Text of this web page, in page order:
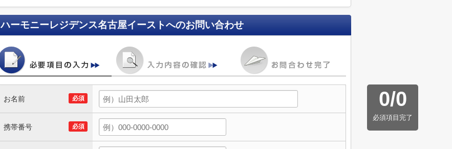
ハーモニーレジデンス名古屋イーストへのお問い合わせ
0/0
必須項目完了
必須
お名前
必須
携帯番号